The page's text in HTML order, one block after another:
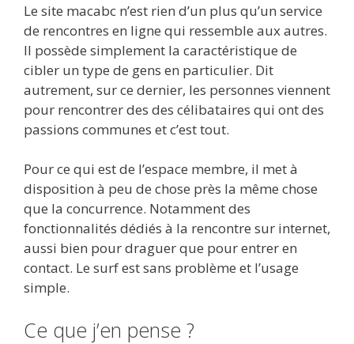
Le site macabc n’est rien d’un plus qu’un service
de rencontres en ligne qui ressemble aux autres.
Il possède simplement la caractéristique de
cibler un type de gens en particulier. Dit
autrement, sur ce dernier, les personnes viennent
pour rencontrer des des célibataires qui ont des
passions communes et c’est tout.
Pour ce qui est de l’espace membre, il met à
disposition à peu de chose près la même chose
que la concurrence. Notamment des
fonctionnalités dédiés à la rencontre sur internet,
aussi bien pour draguer que pour entrer en
contact. Le surf est sans problème et l’usage
simple.
Ce que j’en pense ?